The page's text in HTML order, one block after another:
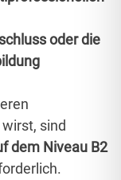
oder die
sind
dem Niveau B2